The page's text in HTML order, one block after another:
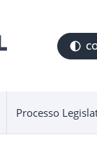
Processo